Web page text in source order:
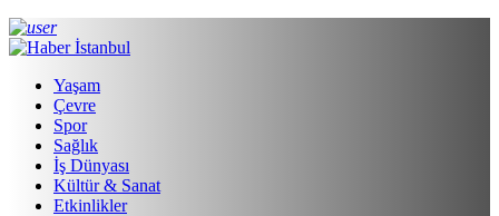
Yaşam
Çevre
Spor
Sağlık
İş Dünyası
Kültür & Sanat
Etkinlikler